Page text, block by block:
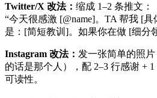
Twitter/X 改法： 缩成 1–2 条推文：
“今天很感激 [@name]。TA 帮我 [
是：[简短教训]。如果你在做 [细分
Instagram 改法： 发一张简单的照
的话是那个人），配 2–3 行感谢 +
可读性。